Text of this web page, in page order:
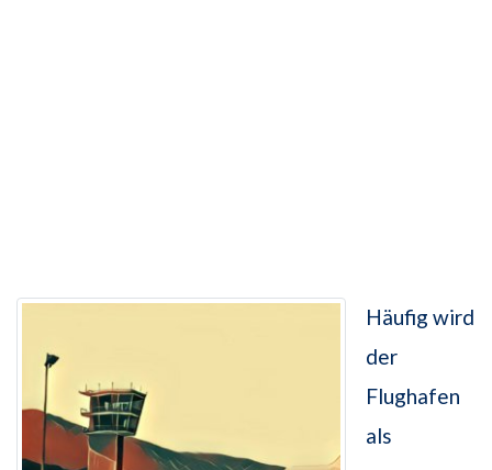
Häufig wird
der
Flughafen
als